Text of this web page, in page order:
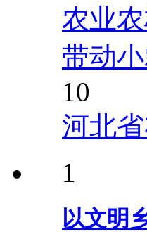
农业
带动
10
河北
1
以文明